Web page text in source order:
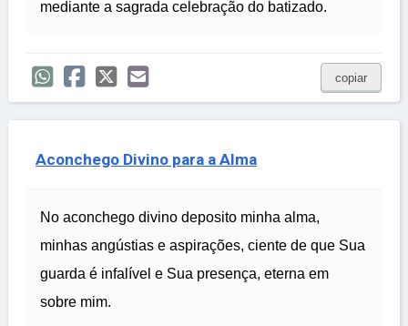
mediante a sagrada celebração do batizado.
copiar
Aconchego Divino para a Alma
No aconchego divino deposito minha alma,
minhas angústias e aspirações, ciente de que Sua
guarda é infalível e Sua presença, eterna em
sobre mim.